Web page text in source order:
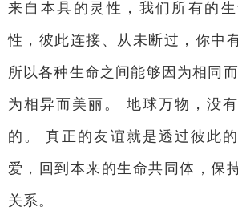
来自本具的灵性，我们所有的
性，彼此连接、从未断过，你中
所以各种生命之间能够因为相同
为相异而美丽。 地球万物，没
的。 真正的友谊就是透过彼此
爱，回到本来的生命共同体，保
关系。